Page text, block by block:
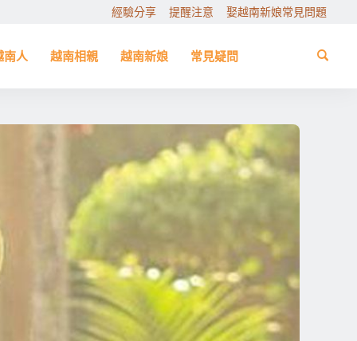
經驗分享 提醒注意 娶越南新娘常見問題
南人 越南相親 越南新娘 常見疑問